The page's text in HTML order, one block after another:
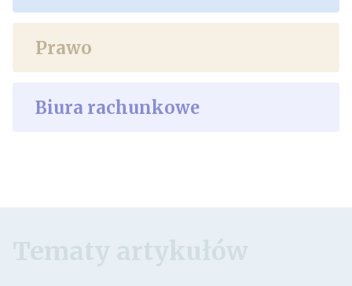
Prawo
Biura rachunkowe